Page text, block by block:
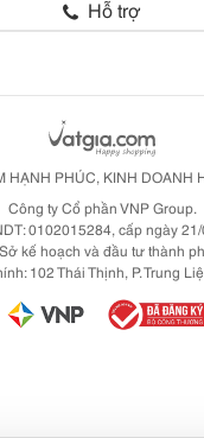
Hỗ trợ
HẠNH PHÚC, KINH DOANH
Công ty Cổ phần VNP Group.
0102015284, cấp ngày
kế hoạch và đầu tư thành
102 Thái Thịnh, P. Trung